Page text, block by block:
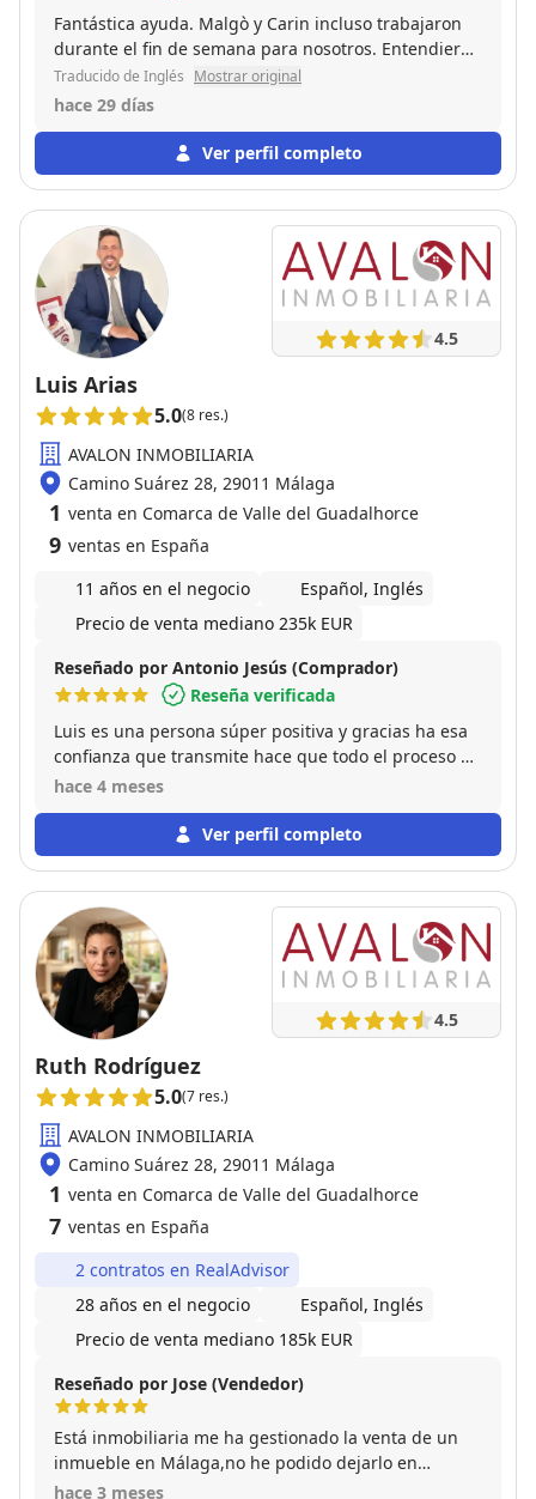
Fantástica ayuda. Malgò y Carin incluso trabajaron
durante el fin de semana para nosotros. Entendieron
lo que necesitábamos de inmediato, fueron muy
pacientes, puntuales y cooperativos. ¡Me hicieron
Traducido de Inglés Mostrar original
hace 29 días
Ver perfil completo
4.5
Luis Arias
5.0(8 res.)
AVALON INMOBILIARIA
Camino Suárez 28, 29011 Málaga
1 venta en Comarca de Valle del Guadalhorce
9 ventas en España
11 años en el negocio
Español, Inglés
Precio de venta mediano 235k EUR
Reseñado por Antonio Jesús (Comprador)
Reseña verificada
Luis es una persona súper positiva y gracias ha esa
confianza que transmite hace que todo el proceso de
la compras de una vivienda sea corta. Solo podemos
hace 4 meses
Ver perfil completo
4.5
Ruth Rodríguez
5.0(7 res.)
AVALON INMOBILIARIA
Camino Suárez 28, 29011 Málaga
1 venta en Comarca de Valle del Guadalhorce
7 ventas en España
2 contratos en RealAdvisor
28 años en el negocio
Español, Inglés
Precio de venta mediano 185k EUR
Reseñado por Jose (Vendedor)
Está inmobiliaria me ha gestionado la venta de un
inmueble en Málaga,no he podido dejarlo en
mejores manos, profesionales en todos los sentidos ,
hace 3 meses